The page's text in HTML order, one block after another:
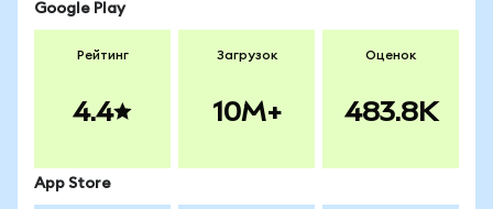
Google Play
Рейтинг
4.4
Загрузок
10M+
Оценок
483.8K
App Store